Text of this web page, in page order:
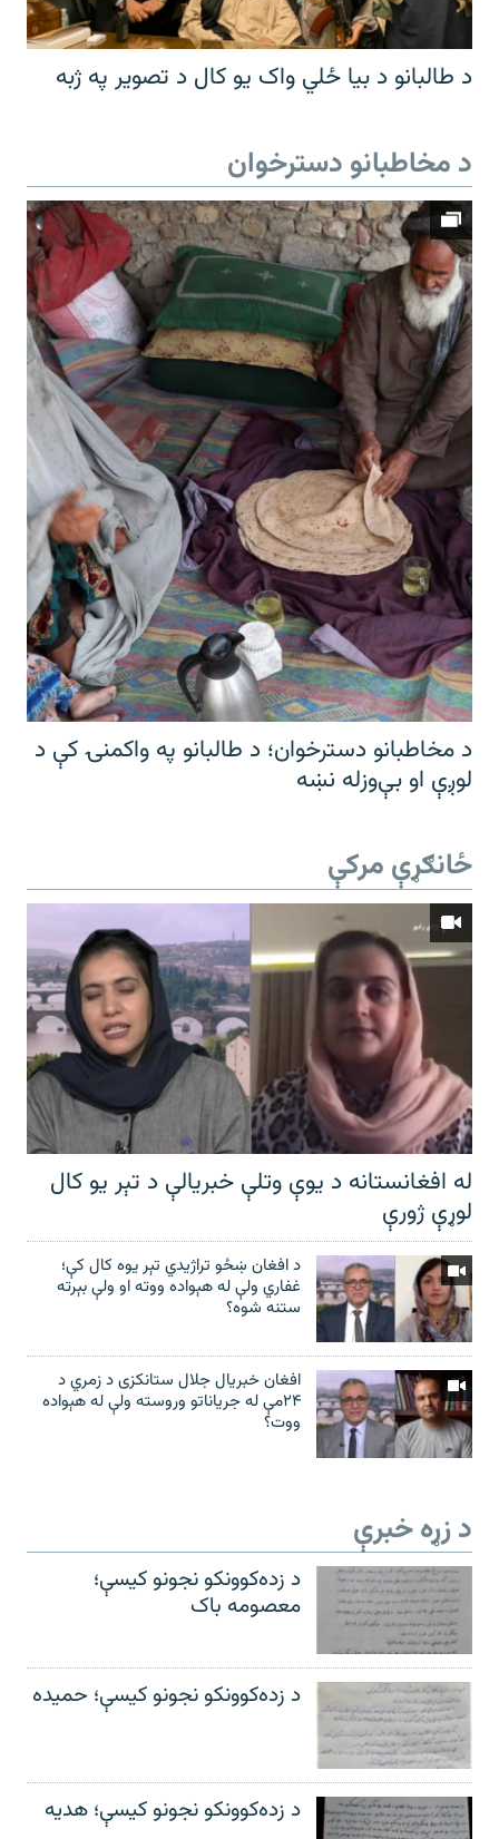
د طالبانو د بیا ځلي واک یو کال د تصویر په ژبه
د مخاطبانو دسترخوان
د مخاطبانو دسترخوان؛ د طالبانو په واکمنۍ کې د
لوږې او بې‌وزله نښه
ځانګړې مرکې
له افغانستانه د یوې وتلې خبریالې د تېر يو کال
لوړې ژورې
د افغان ښځو تراژیدي تېر یوه کال کې؛
غفاري ولې له هېواده ووته او ولې بېرته
ستنه شوه؟
افغان خبریال جلال ستانکزی د زمري د
۲۴مې له جریاناتو وروسته ولې له هېواده
ووت؟
د زړه خبرې
د زده‌کوونکو نجونو کیسې؛
معصومه باک
د زده‌کوونکو نجونو کیسې؛ حمیده
د زده‌کوونکو نجونو کیسې؛ هدیه